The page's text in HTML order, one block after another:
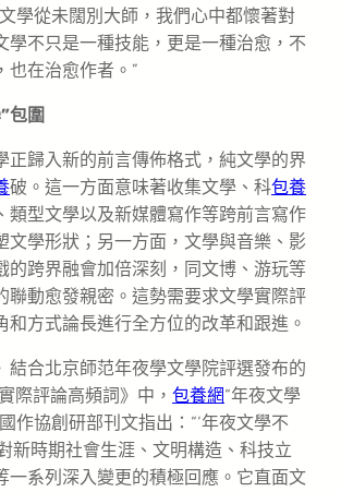
學從未闊別大師，我們心中都懷著對
學不只是一種技能，更是一種治愈，不
也在治愈作者。”
包圍
正歸入新的前言傳佈格式，純文學的界
破。這一方面意味著收集文學、科包養
類型文學以及新媒體寫作等跨前言寫作
文學形狀；另一方面，文學與音樂、影
的跨界融會加倍深刻，同文博、游玩等
聯動愈發親密。這勢需要求文學實際評
和方式論長進行全方位的改革和跟進。
結合北京師范年夜學文學院評選發布的
際評論高頻詞》中， 包養網“年夜文學
作協創研部刊文指出：“‘年夜文學不
新時期社會生涯、文明構造、科技立
一系列深入變更的積極回應。它直面文